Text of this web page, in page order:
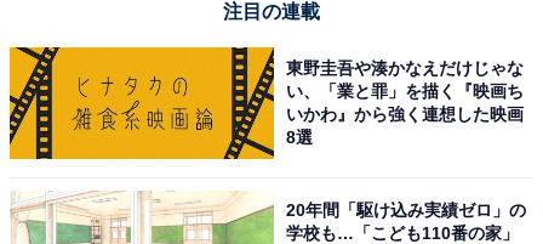
もともとはジョナサン・ラーソン自身が“一人ミュージカ
ル”として試演を重ねていたのが、彼の逝去後に3人芝居
にアレンジされ、2001年に開幕。主人公は名前こそ“ジ
ョン”ですが、ラストのとある演出でジョンのモデルがジ
ョナサンであることが示唆されるため、ミュージカル・
ファンにとっては『RENT』を発表する前のジョナサン
はこんな心情だったのかと、余計に胸揺さぶられずには
注目の連載
東野圭吾や湊かなえだけじゃな
い、「業と罪」を描く『映画ち
いかわ』から強く連想した映画
8選
20年間「駆け込み実績ゼロ」の
学校も…「こども110番の家」